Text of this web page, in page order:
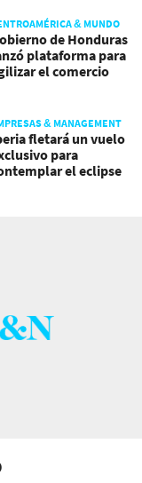
& MUNDO
de Honduras
plataforma para
el comercio
& MANAGEMENT
fletará un vuelo
para
el eclipse